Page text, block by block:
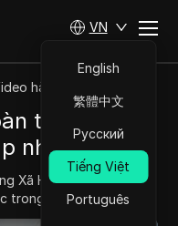
VN
English
繁體中文
Русский
Tiếng Việt
Português
hàng đầu
tiền trên
nhật 2026)
Xã Hội
trong giây phút